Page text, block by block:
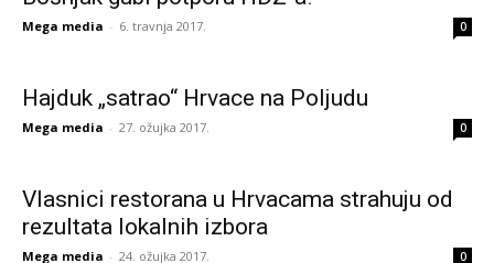
Mega media - 6. travnja 2017. 0
Hajduk „satrao“ Hrvace na Poljudu
Mega media - 27. ožujka 2017. 0
Vlasnici restorana u Hrvacama strahuju od
rezultata lokalnih izbora
Mega media - 24. ožujka 2017. 0